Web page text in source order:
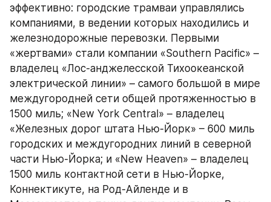
эффективно: городские трамваи управлялись
компаниями, в ведении которых находились и
железнодорожные перевозки. Первыми
«жертвами» стали компании «Southern Pacific» –
владелец «Лос-анджелесской Тихоокеанской
электрической линии» – самого большой в мире
междугородней сети общей протяженностью в
1500 миль; «New York Central» – владелец
«Железных дорог штата Нью-Йорк» – 600 миль
городских и междугородних линий в северной
части Нью-Йорка; и «New Heaven» – владелец
1500 миль контактной сети в Нью-Йорке,
Коннектикуте, на Род-Айленде и в